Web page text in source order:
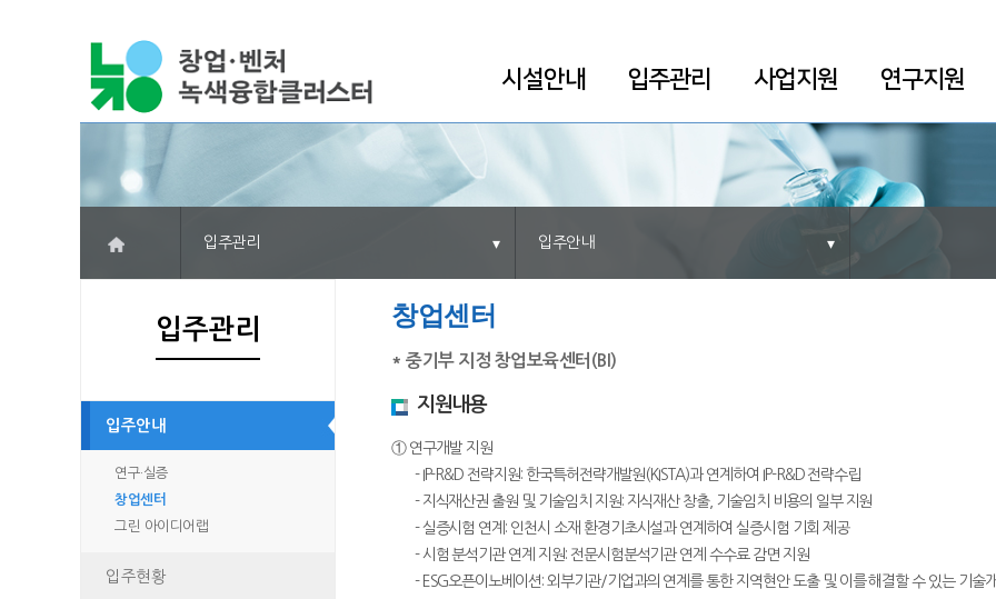
시설안내 입주관리 사업지원 연구지원
입주관리 입주안내
입주관리
입주안내
연구·실증
창업센터
그린 아이디어랩
입주현황
창업센터
* 중기부 지정 창업보육센터(BI)
지원내용
① 연구개발 지원
- IP-R&D 전략지원: 한국특허전략개발원(KISTA)과 연계하여 IP-R&D 전략수립
- 지식재산권 출원 및 기술임치 지원: 지식재산 창출, 기술임치 비용의 일부 지원
- 실증시험 연계: 인천시 소재 환경기초시설과 연계하여 실증시험 기회 제공
- 시험 분석기관 연계 지원: 전문시험분석기관 연계 수수료 감면 지원
- ESG오픈이노베이션: 외부기관/기업과의 연계를 통한 지역현안 도출 및 이를 해결할 수 있는 기술